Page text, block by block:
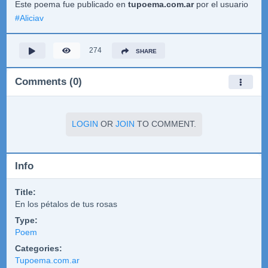
Este poema fue publicado en tupoema.com.arpor el usuario
#Aliciav
274 SHARE
Comments (0)
LOGIN OR JOIN TO COMMENT.
Info
Title:
En los pétalos de tus rosas
Type:
Poem
Categories:
Tupoema.com.ar